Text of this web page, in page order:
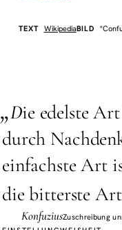
TEXT WikipediaBILD
„Die edelste
durch
einfachste Art
die bitterste
KonfuziusZuschreibung